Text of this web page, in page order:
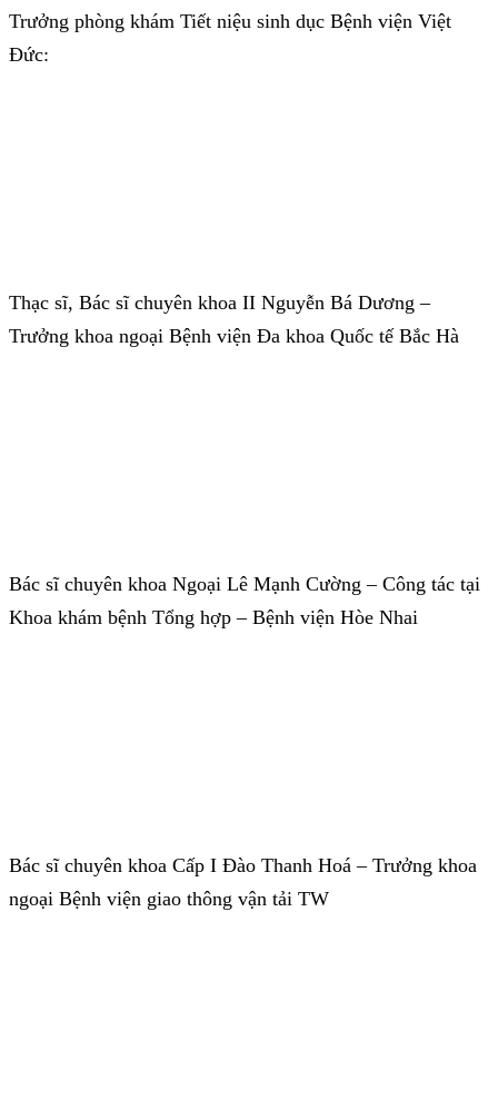
Trưởng phòng khám Tiết niệu sinh dục Bệnh viện Việt
Đức:
Thạc sĩ, Bác sĩ chuyên khoa II Nguyễn Bá Dương –
Trưởng khoa ngoại Bệnh viện Đa khoa Quốc tế Bắc Hà
Bác sĩ chuyên khoa Ngoại Lê Mạnh Cường – Công tác tại
Khoa khám bệnh Tổng hợp – Bệnh viện Hòe Nhai
Bác sĩ chuyên khoa Cấp I Đào Thanh Hoá – Trưởng khoa
ngoại Bệnh viện giao thông vận tải TW